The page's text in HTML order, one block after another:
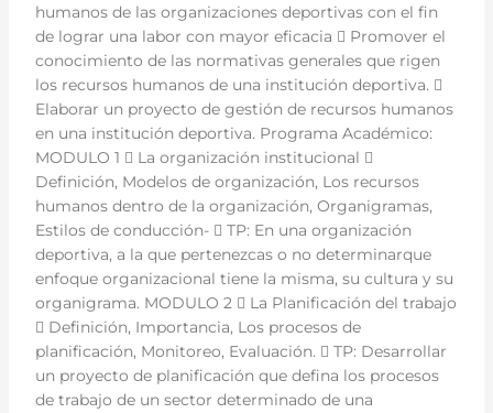
humanos de las organizaciones deportivas con el fin
de lograr una labor con mayor eficacia  Promover el
conocimiento de las normativas generales que rigen
los recursos humanos de una institución deportiva. 
Elaborar un proyecto de gestión de recursos humanos
en una institución deportiva. Programa Académico:
MODULO 1  La organización institucional 
Definición, Modelos de organización, Los recursos
humanos dentro de la organización, Organigramas,
Estilos de conducción-  TP: En una organización
deportiva, a la que pertenezcas o no determinarque
enfoque organizacional tiene la misma, su cultura y su
organigrama. MODULO 2  La Planificación del trabajo
 Definición, Importancia, Los procesos de
planificación, Monitoreo, Evaluación.  TP: Desarrollar
un proyecto de planificación que defina los procesos
de trabajo de un sector determinado de una